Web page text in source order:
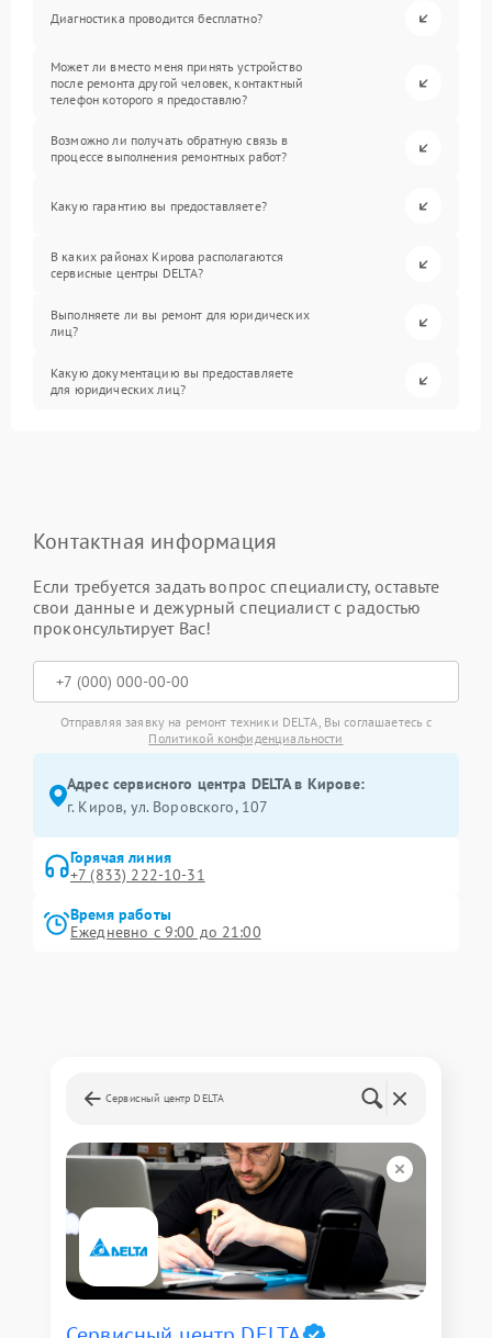
Диагностика проводится бесплатно?
Может ли вместо меня принять устройство
после ремонта другой человек, контактный
телефон которого я предоставлю?
Возможно ли получать обратную связь в
процессе выполнения ремонтных работ?
Какую гарантию вы предоставляете?
В каких районах Кирова располагаются
сервисные центры DELTA?
Выполняете ли вы ремонт для юридических
лиц?
Какую документацию вы предоставляете
для юридических лиц?
Контактная информация
Если требуется задать вопрос специалисту, оставьте
свои данные и дежурный специалист с радостью
проконсультирует Вас!
Отправляя заявку на ремонт техники DELTA, Вы соглашаетесь с
Политикой конфиденциальности
Адрес сервисного центра DELTA в Кирове:
г. Киров, ул. Воровского, 107
Горячая линия
+7 (833) 222-10-31
Время работы
Ежедневно с 9:00 до 21:00
Сервисный центр DELTA